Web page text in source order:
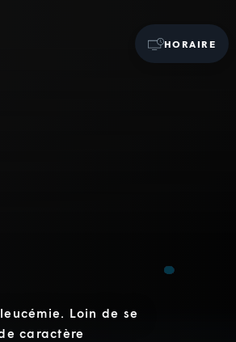
HORAIRE
Loin de se
caractère